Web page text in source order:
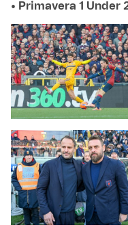
• Primavera 1 Under